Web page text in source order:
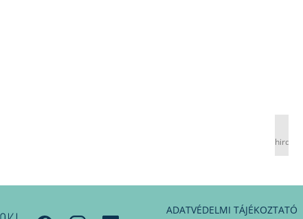
hirdetés
ADATVÉDELMI TÁJÉKOZTATÓ